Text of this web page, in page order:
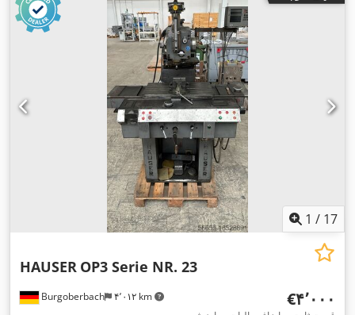
1 / 17
Burgoberbach ۴٬۰۱۲ km
HAUSER OP3 Serie NR. 23
‎€۴٬۰۰۰